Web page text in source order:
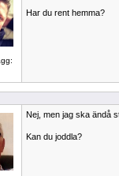
Har du rent hemma?
Nej, men jag ska ändå
Kan du joddla?